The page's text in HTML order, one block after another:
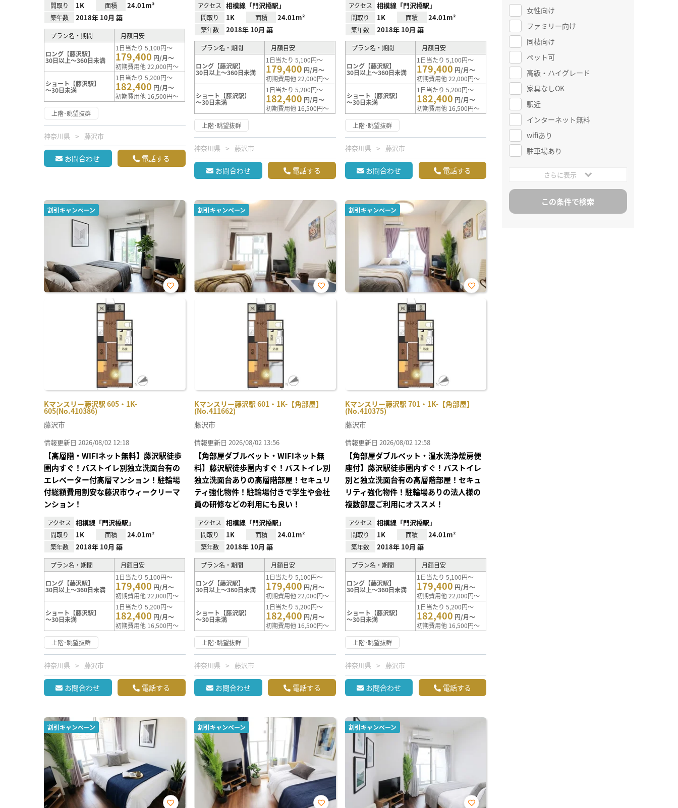
間取り 1K 面積 24.01m²
築年数 2018年 10月 築
プラン名・期間 月額目安
ロング【藤沢駅】
30日以上～360日未満
1日当たり 5,100円～
179,400 円/月～
初期費用他 22,000円～
ショート【藤沢駅】
～30日未満
1日当たり 5,200円～
182,400 円/月～
初期費用他 16,500円～
上階･眺望抜群
神奈川県 藤沢市
お問合わせ 電話する
アクセス 相模線「門沢橋駅」
間取り 1K 面積 24.01m²
築年数 2018年 10月 築
プラン名・期間 月額目安
ロング【藤沢駅】
30日以上～360日未満
1日当たり 5,100円～
179,400 円/月～
初期費用他 22,000円～
ショート【藤沢駅】
～30日未満
1日当たり 5,200円～
182,400 円/月～
初期費用他 16,500円～
上階･眺望抜群
神奈川県 藤沢市
お問合わせ 電話する
アクセス 相模線「門沢橋駅」
間取り 1K 面積 24.01m²
築年数 2018年 10月 築
プラン名・期間 月額目安
ロング【藤沢駅】
30日以上～360日未満
1日当たり 5,100円～
179,400 円/月～
初期費用他 22,000円～
ショート【藤沢駅】
～30日未満
1日当たり 5,200円～
182,400 円/月～
初期費用他 16,500円～
上階･眺望抜群
神奈川県 藤沢市
お問合わせ 電話する
割引キャンペーン
Kマンスリー藤沢駅 605・1K-
605(No.410386)
お気
藤沢市
情報更新日 2026/08/02 12:18
【高層階・WIFIネット無料】藤沢駅徒歩
圏内すぐ！バストイレ別独立洗面台有の
エレベーター付高層マンション！駐輪場
付総額費用割安な藤沢市ウィークリーマ
ンション！
アクセス 相模線「門沢橋駅」
間取り 1K 面積 24.01m²
築年数 2018年 10月 築
プラン名・期間 月額目安
ロング【藤沢駅】
30日以上～360日未満
1日当たり 5,100円～
179,400 円/月～
初期費用他 22,000円～
ショート【藤沢駅】
～30日未満
1日当たり 5,200円～
182,400 円/月～
初期費用他 16,500円～
上階･眺望抜群
神奈川県 藤沢市
お問合わせ 電話する
割引キャンペーン
Kマンスリー藤沢駅 601・1K-【角部屋】
(No.411662)
お気
藤沢市
情報更新日 2026/08/02 13:56
【角部屋ダブルベット・WIFIネット無
料】藤沢駅徒歩圏内すぐ！バストイレ別
独立洗面台ありの高層階部屋！セキュリ
ティ強化物件！駐輪場付きで学生や会社
員の研修などの利用にも良い！
アクセス 相模線「門沢橋駅」
間取り 1K 面積 24.01m²
築年数 2018年 10月 築
プラン名・期間 月額目安
ロング【藤沢駅】
30日以上～360日未満
1日当たり 5,100円～
179,400 円/月～
初期費用他 22,000円～
ショート【藤沢駅】
～30日未満
1日当たり 5,200円～
182,400 円/月～
初期費用他 16,500円～
上階･眺望抜群
神奈川県 藤沢市
お問合わせ 電話する
割引キャンペーン
Kマンスリー藤沢駅 701・1K-【角部屋】
(No.410375)
お気
藤沢市
情報更新日 2026/08/02 12:58
【角部屋ダブルベット・温水洗浄煖房便
座付】藤沢駅徒歩圏内すぐ！バストイレ
別と独立洗面台有の高層階部屋！セキュ
リティ強化物件！駐輪場ありの法人様の
複数部屋ご利用にオススメ！
アクセス 相模線「門沢橋駅」
間取り 1K 面積 24.01m²
築年数 2018年 10月 築
プラン名・期間 月額目安
ロング【藤沢駅】
30日以上～360日未満
1日当たり 5,100円～
179,400 円/月～
初期費用他 22,000円～
ショート【藤沢駅】
～30日未満
1日当たり 5,200円～
182,400 円/月～
初期費用他 16,500円～
上階･眺望抜群
神奈川県 藤沢市
お問合わせ 電話する
割引キャンペーン 割引キャンペーン 割引キャンペーン
女性向け
ファミリー向け
同棲向け
ペット可
高級・ハイグレード
家具なしOK
駅近
インターネット無料
wifiあり
駐車場あり
さらに表示